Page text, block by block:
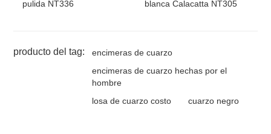
pulida NT336
blanca Calacatta NT305
producto del tag:
encimeras de cuarzo
encimeras de cuarzo hechas por el
hombre
losa de cuarzo costo
cuarzo negro